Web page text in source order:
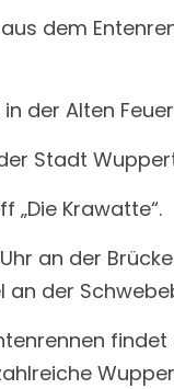
dem
der Alten
Stadt
„Die Krawatte“.
an der
der